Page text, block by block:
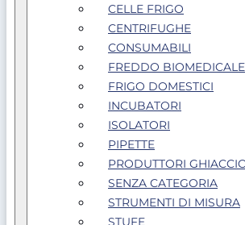
CELLE FRIGO
CENTRIFUGHE
CONSUMABILI
FREDDO BIOMEDICALE
FRIGO DOMESTICI
INCUBATORI
ISOLATORI
PIPETTE
PRODUTTORI
SENZA CATEGORIA
STRUMENTI DI MISURA
STUFE